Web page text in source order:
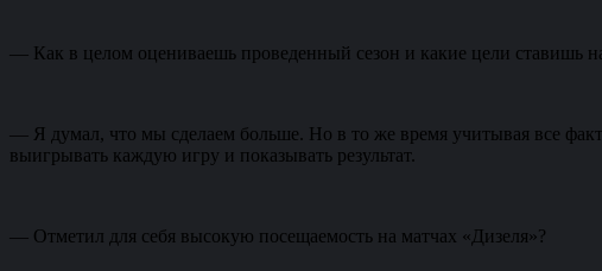
— Как в целом оцениваешь проведенный сезон и какие цели ставишь
— Я думал, что мы сделаем больше. Но в то же время учитывая все
выигрывать каждую игру и показывать результат.
— Отметил для себя высокую посещаемость на матчах «Дизеля»?